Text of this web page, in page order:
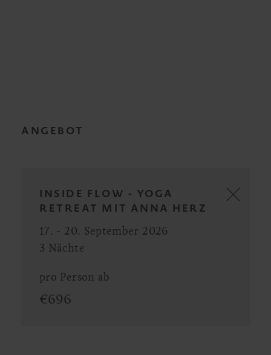
ANGEBOT
INSIDE FLOW - YOGA
RETREAT MIT ANNA HERZ
17. - 20. September 2026
3 Nächte
pro Person ab
€696